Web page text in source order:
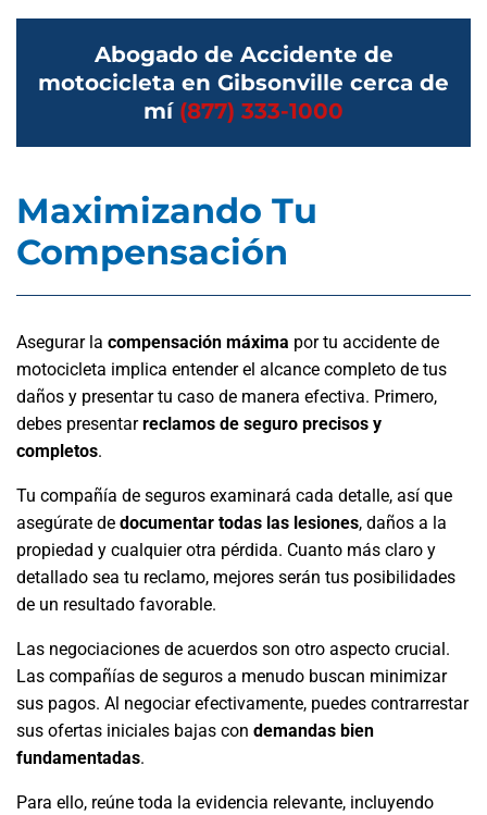
Abogado de Accidente de
motocicleta en Gibsonville cerca de
mí (877) 333-1000
Maximizando Tu
Compensación
Asegurar la compensación máxima por tu accidente de
motocicleta implica entender el alcance completo de tus
daños y presentar tu caso de manera efectiva. Primero,
debes presentarreclamos de seguro precisos y
completos.
Tu compañía de seguros examinará cada detalle, así que
asegúrate de documentar todas las lesiones, daños a la
propiedad y cualquier otra pérdida. Cuanto más claro y
detallado sea tu reclamo, mejores serán tus posibilidades
de un resultado favorable.
Las negociaciones de acuerdos son otro aspecto crucial.
Las compañías de seguros a menudo buscan minimizar
sus pagos. Al negociar efectivamente, puedes contrarrestar
sus ofertas iniciales bajas con demandas bien
fundamentadas.
Para ello, reúne toda la evidencia relevante, incluyendo